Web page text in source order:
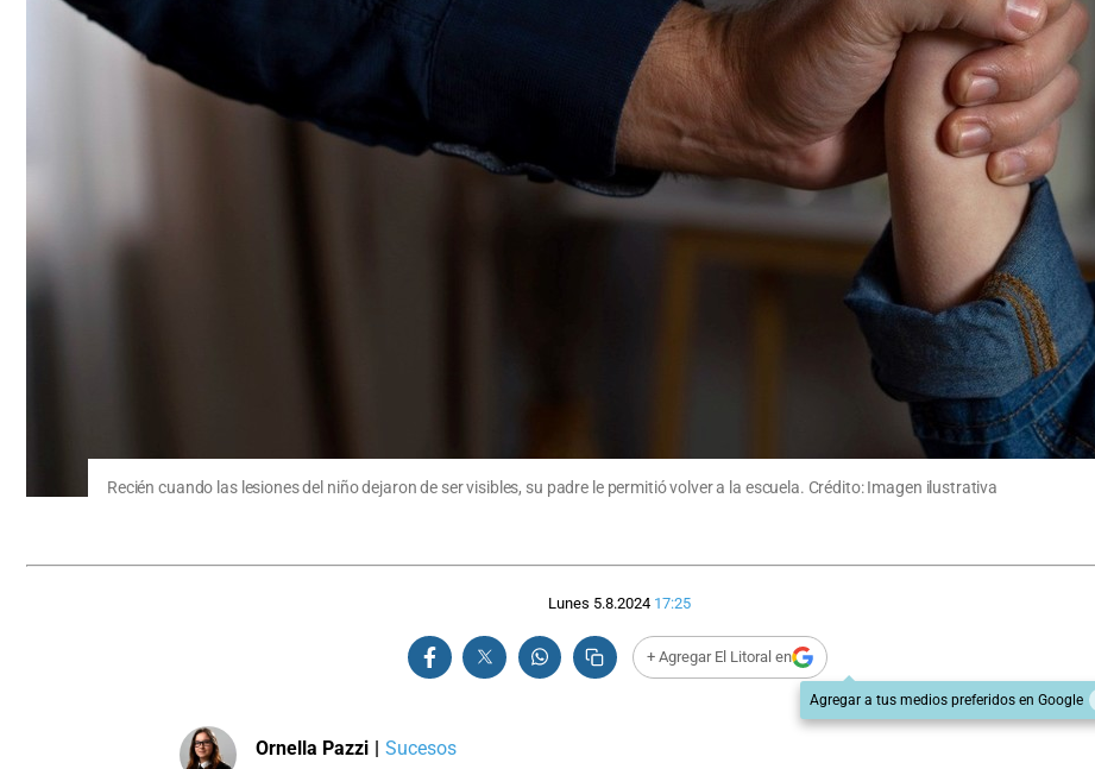
Recién cuando las lesiones del niño dejaron de ser visibles, su padre le permitió volver a la escuela. Crédito: Imagen ilustrativa
Lunes 5.8.2024 17:25
+ Agregar El Litoral en
Agregar a tus medios preferidos en Google
Ornella Pazzi | Sucesos